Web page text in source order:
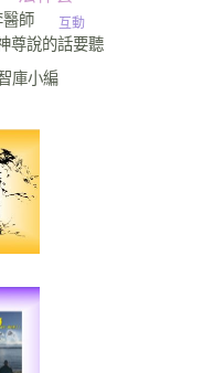
醫師
尊說的話要聽
庫小編
互動